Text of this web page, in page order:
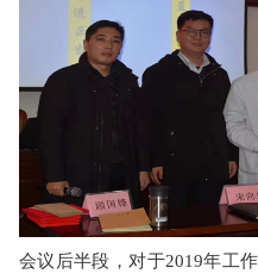
会议后半段，对于2019年工